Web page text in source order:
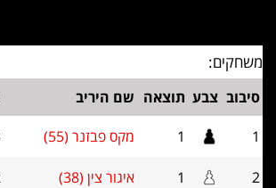
משחקים:
סיבוב צבע תוצאה שם היריב
1
1 מקס פבזנר (55)
2
1 איגור צין (38)